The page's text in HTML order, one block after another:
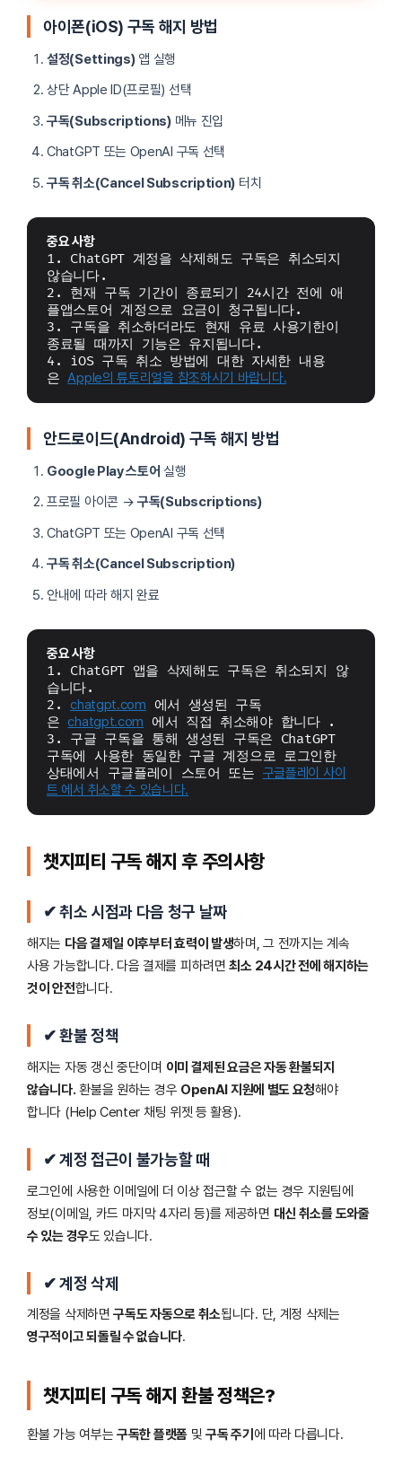
아이폰(iOS) 구독 해지 방법
설정(Settings)앱 실행
상단 Apple ID(프로필) 선택
구독(Subscriptions)메뉴 진입
ChatGPT 또는 OpenAI 구독 선택
구독 취소(Cancel Subscription) 터치
중요 사항
1. ChatGPT 계정을 삭제해도 구독은 취소되지
않습니다.
2. 현재 구독 기간이 종료되기 24시간 전에 애
플앱스토어 계정으로 요금이 청구됩니다.
3. 구독을 취소하더라도 현재 유료 사용기한이
종료될 때까지 기능은 유지됩니다.
4. iOS 구독 취소 방법에 대한 자세한 내용
은 Apple의 튜토리얼을 참조하시기 바랍니다.
안드로이드(Android) 구독 해지 방법
Google Play 스토어 실행
프로필 아이콘 → 구독(Subscriptions)
ChatGPT 또는 OpenAI 구독 선택
구독 취소(Cancel Subscription)
안내에 따라 해지 완료
중요 사항
1. ChatGPT 앱을 삭제해도 구독은 취소되지 않
습니다.
2. chatgpt.com 에서 생성된 구독
은 chatgpt.com 에서 직접 취소해야 합니다 .
3. 구글 구독을 통해 생성된 구독은 ChatGPT
구독에 사용한 동일한 구글 계정으로 로그인한
상태에서 구글플레이 스토어 또는 구글플레이 사이
트 에서 취소할 수 있습니다.
챗지피티 구독 해지 후 주의사항
✔ 취소 시점과 다음 청구 날짜
해지는 다음 결제일 이후부터 효력이 발생하며, 그 전까지는 계속
사용 가능합니다. 다음 결제를 피하려면최소 24시간 전에 해지하는
것이 안전합니다.
✔ 환불 정책
해지는 자동 갱신 중단이며 이미 결제된 요금은 자동 환불되지
않습니다. 환불을 원하는 경우 OpenAI 지원에 별도 요청해야
합니다 (Help Center 채팅 위젯 등 활용).
✔ 계정 접근이 불가능할 때
로그인에 사용한 이메일에 더 이상 접근할 수 없는 경우 지원팀에
정보(이메일, 카드 마지막 4자리 등)를 제공하면 대신 취소를 도와줄
수 있는 경우도 있습니다.
✔ 계정 삭제
계정을 삭제하면구독도 자동으로 취소됩니다. 단, 계정 삭제는
영구적이고 되돌릴 수 없습니다.
챗지피티 구독 해지 환불 정책은?
환불 가능 여부는 구독한 플랫폼및구독 주기 에 따라 다릅니다.